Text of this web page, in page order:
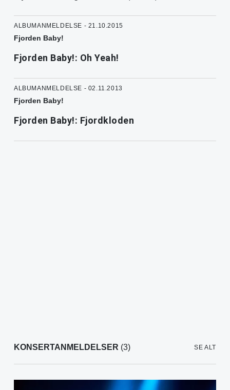
ALBUMANMELDELSE - 21.10.2015
Fjorden Baby!
Fjorden Baby!: Oh Yeah!
ALBUMANMELDELSE - 02.11.2013
Fjorden Baby!
Fjorden Baby!: Fjordkloden
KONSERTANMELDELSER (3) SE ALT